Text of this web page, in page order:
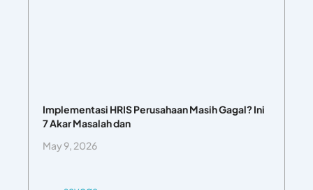
Implementasi HRIS Perusahaan Masih Gagal? Ini
7 Akar Masalah dan
May 9, 2026